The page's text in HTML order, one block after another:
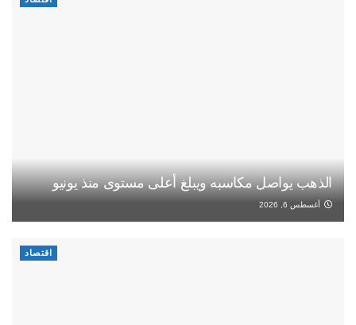
الذهب يواصل مكاسبه ويبلغ أعلى مستوى منذ يونيو
أغسطس 6, 2026
اقتصاد